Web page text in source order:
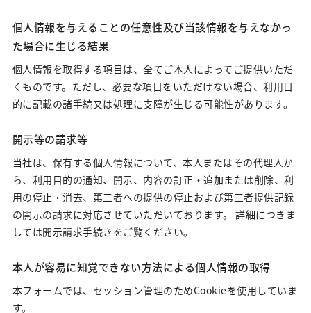
個人情報を与えることの任意性及び当該情報を与えなかっ
た場合に生じる結果
個人情報を取得する項目は、全てご本人によってご提供いただ
くものです。ただし、必要な項目をいただけない場合、利用目
的に記載の諸手続又は処理に支障が生じる可能性があります。
開示等の請求等
当社は、保有する個人情報について、本人またはその代理人か
ら、利用目的の通知、開示、内容の訂正・追加または削除、利
用の停止・消去、第三者への提供の停止および第三者提供記録
の開示の請求に対応させていただいております。 詳細につきま
しては開示請求手続きをご覧ください。
本人が容易に知覚できない方法による個人情報の取得
本フォームでは、セッション管理のためCookieを使用していま
す。